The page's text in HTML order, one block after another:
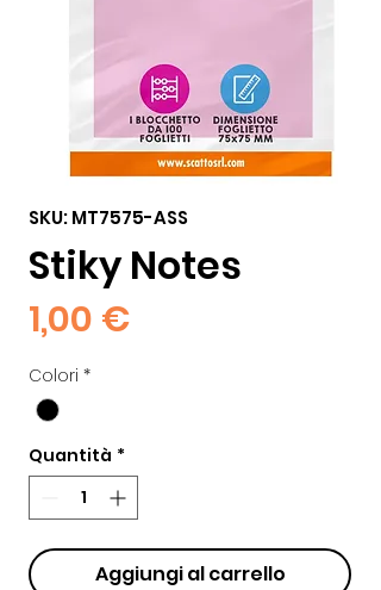
SKU: MT7575-ASS
Stiky Notes
1,00 €
Colori *
Quantità *
Aggiungi al carrello